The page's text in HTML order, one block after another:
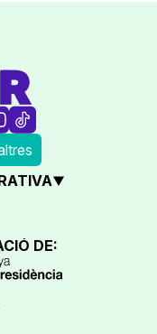
DE: